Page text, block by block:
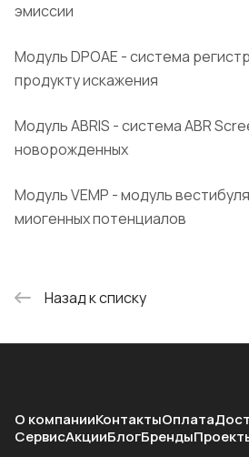
эмиссии
Модуль DPOAE - система
продукту искажения
Модуль ABRIS - система ABR
новорожденных
Модуль VEMP - модуль
миогенных потенциалов
Назад к списку
О компанииКонтактыОплата
СервисАкцииБлогБренды